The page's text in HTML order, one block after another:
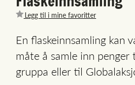
Legg til i mine favoritter
En flaskeinnsamling kan
måte å samle inn
gruppa eller til